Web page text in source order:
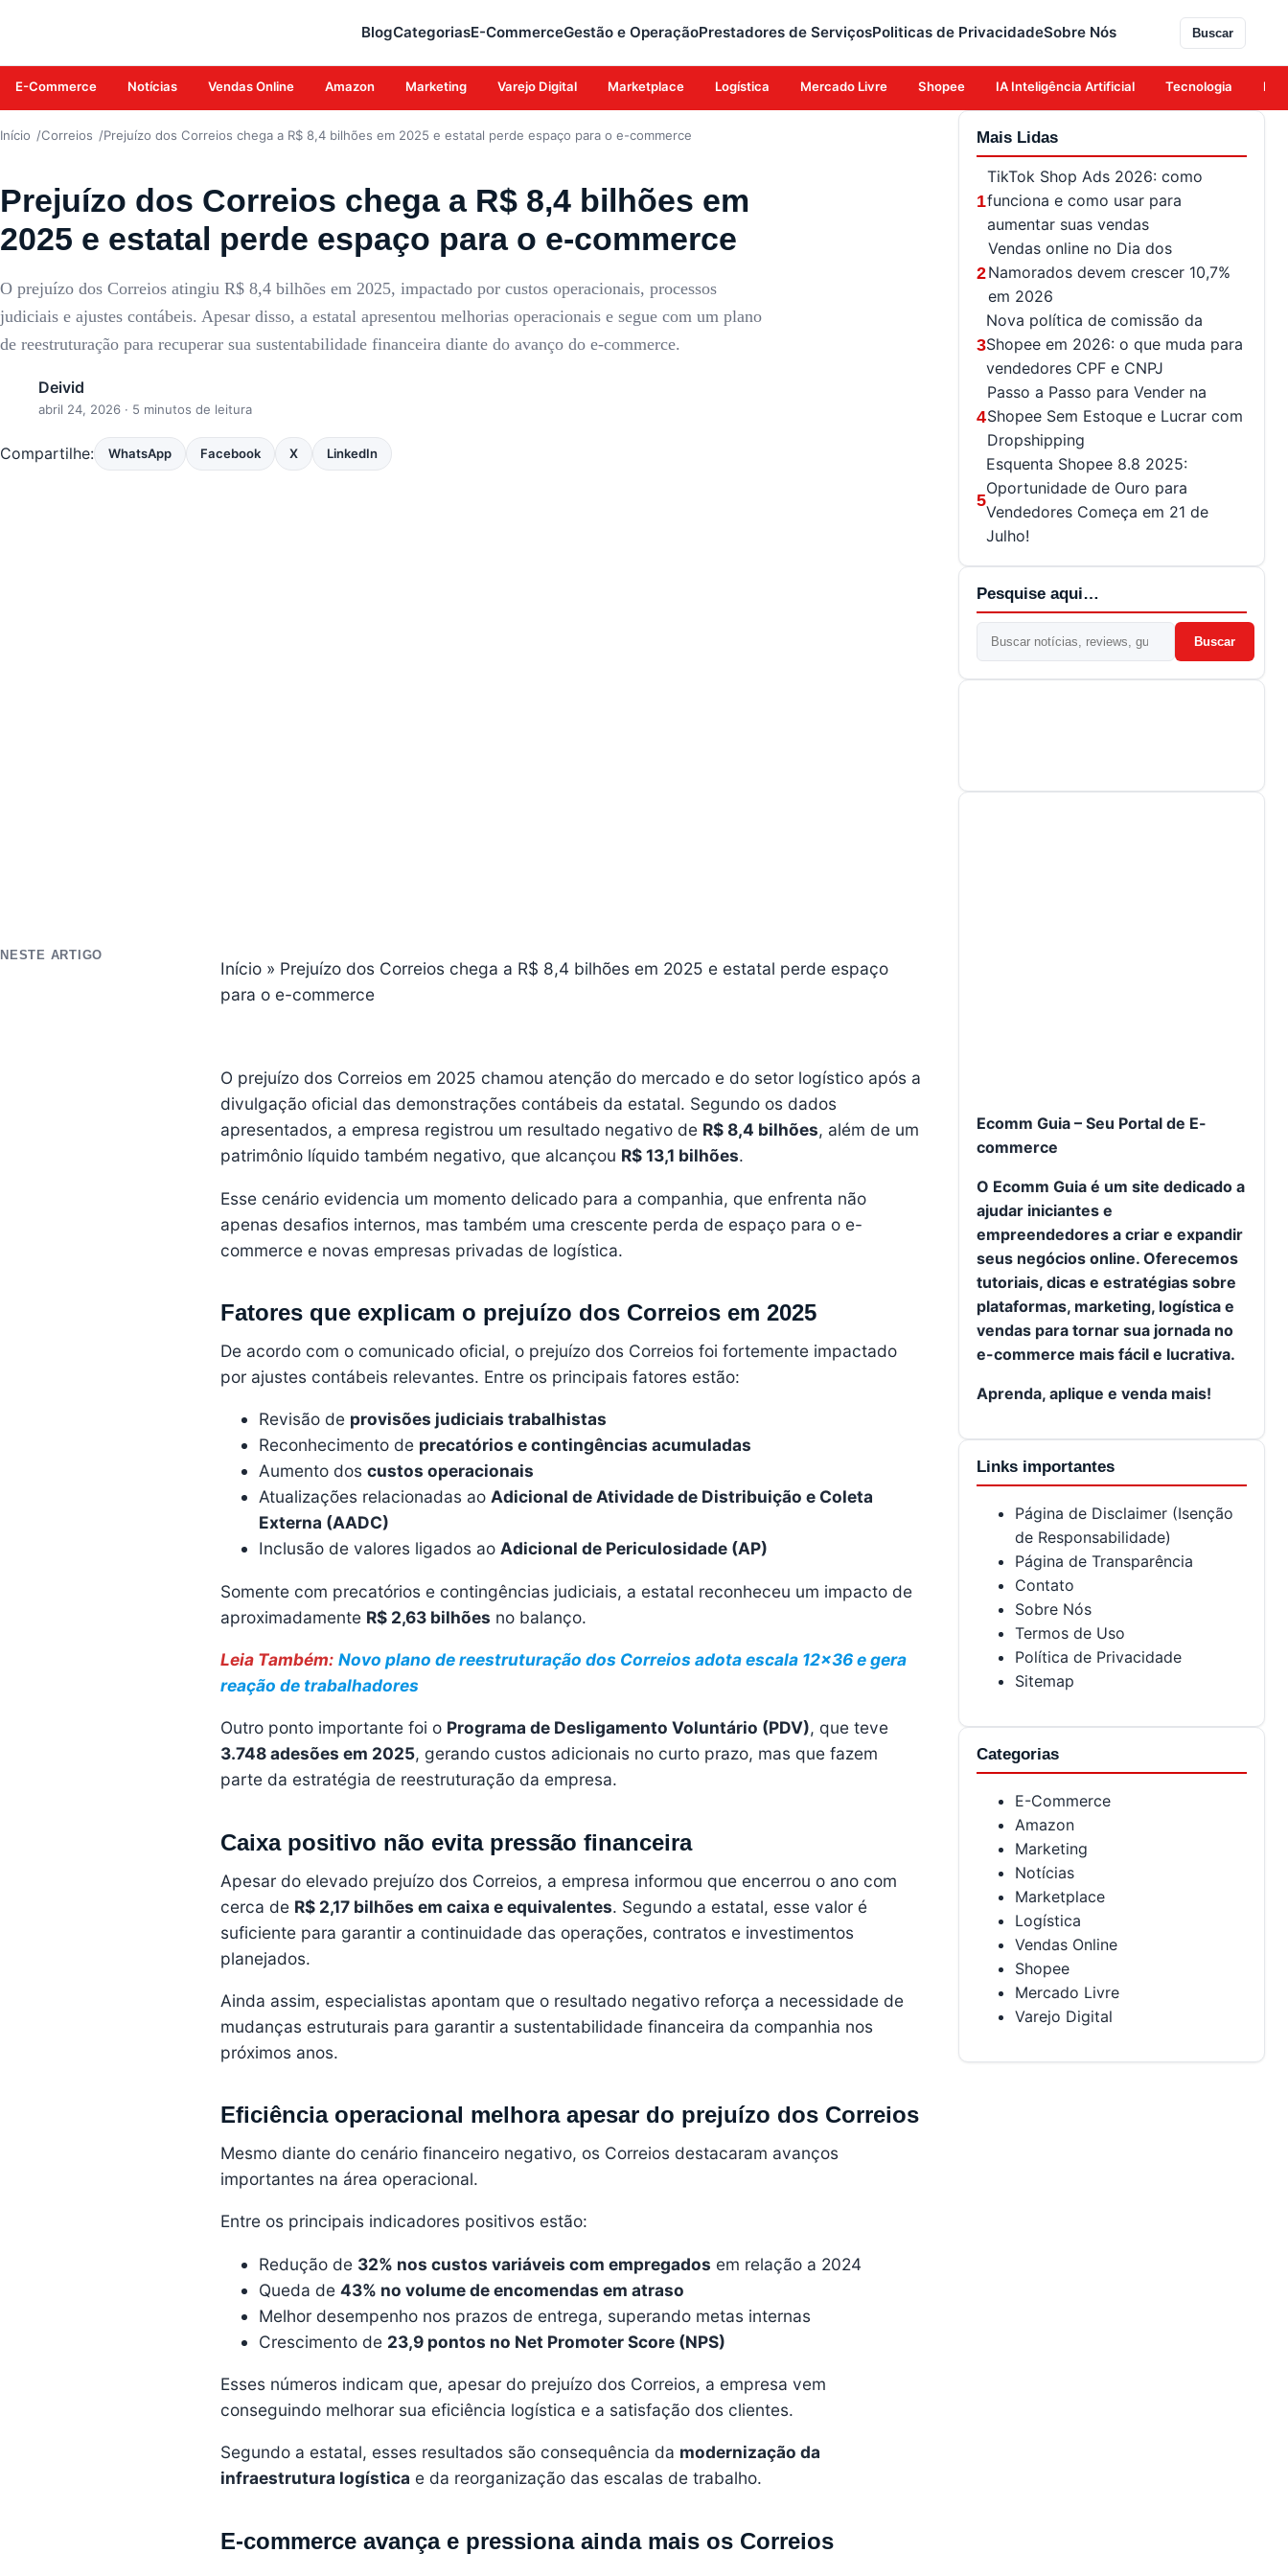
BlogCategoriasE-CommerceGestão e OperaçãoPrestadores de ServiçosPoliticas de PrivacidadeSobre Nós Buscar
E-Commerce Notícias Vendas Online Amazon Marketing Varejo Digital Marketplace Logística Mercado Livre Shopee IA Inteligência Artificial Tecnologia
Início Correios Prejuízo dos Correios chega a R$ 8,4 bilhões em 2025 e estatal perde espaço para o e-commerce
Prejuízo dos Correios chega a R$ 8,4 bilhões em
2025 e estatal perde espaço para o e-commerce
O prejuízo dos Correios atingiu R$ 8,4 bilhões em 2025, impactado por custos operacionais, processos
judiciais e ajustes contábeis. Apesar disso, a estatal apresentou melhorias operacionais e segue com um plano
de reestruturação para recuperar sua sustentabilidade financeira diante do avanço do e-commerce.
Deivid
abril 24, 2026 · 5 minutos de leitura
Compartilhe: WhatsApp Facebook X LinkedIn
NESTE ARTIGO
Início » Prejuízo dos Correios chega a R$ 8,4 bilhões em 2025 e estatal perde espaço
para o e-commerce
O prejuízo dos Correios em 2025 chamou atenção do mercado e do setor logístico após a
divulgação oficial das demonstrações contábeis da estatal. Segundo os dados
apresentados, a empresa registrou um resultado negativo de R$ 8,4 bilhões, além de um
patrimônio líquido também negativo, que alcançou R$ 13,1 bilhões.
Esse cenário evidencia um momento delicado para a companhia, que enfrenta não
apenas desafios internos, mas também uma crescente perda de espaço para o e-
commerce e novas empresas privadas de logística.
Fatores que explicam o prejuízo dos Correios em 2025
De acordo com o comunicado oficial, o prejuízo dos Correios foi fortemente impactado
por ajustes contábeis relevantes. Entre os principais fatores estão:
Revisão de provisões judiciais trabalhistas
Reconhecimento de precatórios e contingências acumuladas
Aumento dos custos operacionais
Atualizações relacionadas ao Adicional de Atividade de Distribuição e Coleta
Externa (AADC)
Inclusão de valores ligados ao Adicional de Periculosidade (AP)
Somente com precatórios e contingências judiciais, a estatal reconheceu um impacto de
aproximadamente R$ 2,63 bilhões no balanço.
Leia Também: Novo plano de reestruturação dos Correios adota escala 12×36 e gera
reação de trabalhadores
Outro ponto importante foi o Programa de Desligamento Voluntário (PDV), que teve
3.748 adesões em 2025, gerando custos adicionais no curto prazo, mas que fazem
parte da estratégia de reestruturação da empresa.
Caixa positivo não evita pressão financeira
Apesar do elevado prejuízo dos Correios, a empresa informou que encerrou o ano com
cerca de R$ 2,17 bilhões em caixa e equivalentes. Segundo a estatal, esse valor é
suficiente para garantir a continuidade das operações, contratos e investimentos
planejados.
Ainda assim, especialistas apontam que o resultado negativo reforça a necessidade de
mudanças estruturais para garantir a sustentabilidade financeira da companhia nos
próximos anos.
Eficiência operacional melhora apesar do prejuízo dos Correios
Mesmo diante do cenário financeiro negativo, os Correios destacaram avanços
importantes na área operacional.
Entre os principais indicadores positivos estão:
Redução de 32% nos custos variáveis com empregados em relação a 2024
Queda de 43% no volume de encomendas em atraso
Melhor desempenho nos prazos de entrega, superando metas internas
Crescimento de 23,9 pontos no Net Promoter Score (NPS)
Esses números indicam que, apesar do prejuízo dos Correios, a empresa vem
conseguindo melhorar sua eficiência logística e a satisfação dos clientes.
Segundo a estatal, esses resultados são consequência da modernização da
infraestrutura logística e da reorganização das escalas de trabalho.
E-commerce avança e pressiona ainda mais os Correios
Mais Lidas
1
TikTok Shop Ads 2026: como
funciona e como usar para
aumentar suas vendas
2
Vendas online no Dia dos
Namorados devem crescer 10,7%
em 2026
3
Nova política de comissão da
Shopee em 2026: o que muda para
vendedores CPF e CNPJ
4
Passo a Passo para Vender na
Shopee Sem Estoque e Lucrar com
Dropshipping
5
Esquenta Shopee 8.8 2025:
Oportunidade de Ouro para
Vendedores Começa em 21 de
Julho!
Pesquise aqui…
Buscar
Ecomm Guia – Seu Portal de E-
commerce
O Ecomm Guia é um site dedicado a
ajudar iniciantes e
empreendedores a criar e expandir
seus negócios online. Oferecemos
tutoriais, dicas e estratégias sobre
plataformas, marketing, logística e
vendas para tornar sua jornada no
e-commerce mais fácil e lucrativa.
Aprenda, aplique e venda mais!
Links importantes
Página de Disclaimer (Isenção
de Responsabilidade)
Página de Transparência
Contato
Sobre Nós
Termos de Uso
Política de Privacidade
Sitemap
Categorias
E-Commerce
Amazon
Marketing
Notícias
Marketplace
Logística
Vendas Online
Shopee
Mercado Livre
Varejo Digital